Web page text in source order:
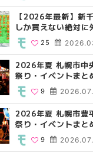
【2026年最新】新
しか買えない絶対に
限定スイーツ・焼き
| MouLa
25
2026年夏 札幌市中
祭り・イベントまと
MouLa HOKKAIDO
9
2026年夏 札幌市豊
祭り・イベントまと
MouLa HOKKAIDO
9
2026
り・
2026
祭り
2026
祭り
2026
祭り
札幌
ン）
徹底
【
しか
限定
|